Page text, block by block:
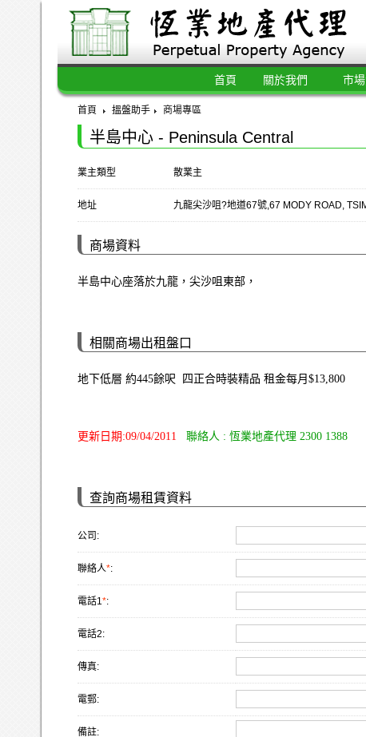
首頁 關於我們 市
首頁 搵盤助手 商場專區
半島中心 - Peninsula Central
業主類型 散業主
地址 九龍尖沙咀?地道67號,67 MODY ROAD,
商場資料
半島中心座落於九龍，尖沙咀東部，
相關商場出租盤口
地下低層 約445餘呎 四正合時裝精品 租金每月$13,800
更新日期:09/04/2011 聯絡人 : 恆業地產代理 2300 1388
查詢商場租賃資料
公司:
聯絡人*:
電話1*:
電話2:
傳真:
電郵:
備註: